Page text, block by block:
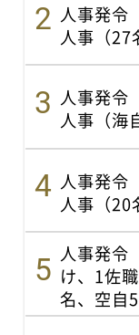
人事発
人事（27
人事発令
人事（海
人事発
人事（20
人事発
け、1佐
名、空自